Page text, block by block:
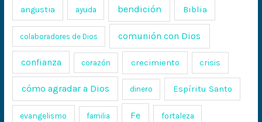
angustia ayuda bendición Biblia
colaboradores de Dios comunión con Dios
confianza corazón crecimiento crisis
cómo agradar a Dios dinero Espíritu Santo
evangelismo familia Fe fortaleza